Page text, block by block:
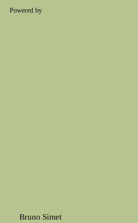
Powered by
Bruno Simet